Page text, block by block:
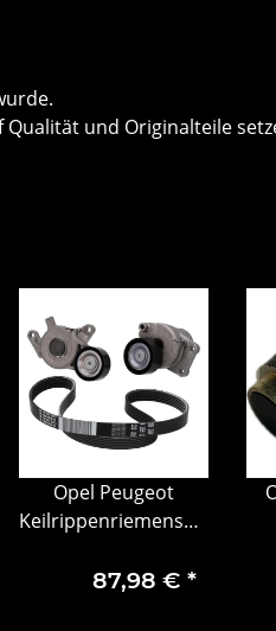
und Originalteile
Opel Peugeot
Keilrippenriemensatz
1687977080
87,98 € *